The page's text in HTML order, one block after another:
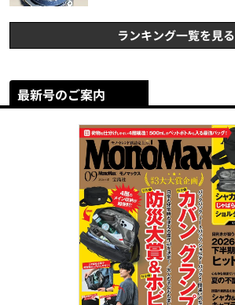
ランキング一覧を見る
最新号のご案内